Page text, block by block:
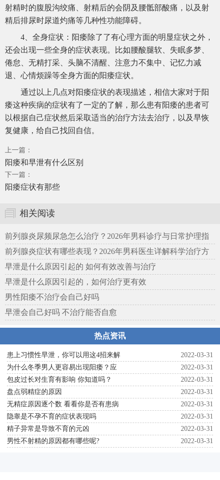
射精时的腹股沟绞痛、射精后的会阴及腰骶部酸痛，以及射
精后排尿时尿道灼痛等几种性功能障碍。
4、全身症状：阳痿除了了有心理方面的明显症状之外，
还会出现一些全身的症状表现。比如腰酸腿软、失眠多梦、
倦怠、无精打采、头脑不清醒、注意力不集中、记忆力减
退、心情烦躁等全身方面的阳痿症状。
通过以上几点对阳痿症状的表现描述，相信大家对于阳
痿这种疾病的症状有了一定的了解，那么患有阳痿的患者可
以根据自己症状然后采取适当的治疗方法去治疗，以及早恢
复健康，给自己找回自信。
上一篇：
阳痿和早泄有什么区别
下一篇：
阳痿症状有那些
相关阅读
前列腺炎尿频尿急怎么治疗？2026年男科诊疗与日常护理指
南
前列腺炎症状有哪些表现？2026年男科医生详解科学治疗方
案
早泄是什么原因引起的 如何有效改善与治疗
早泄是什么原因引起的，如何治疗更有效
男性阳痿不治疗会自己好吗
早泄会自己好吗 不治疗能否自愈
热点资讯
患上习惯性早泄，你可以用这4招来解
2022-03-31
为什么冬季男人更容易出现阳痿？应
2022-03-31
包皮过长对生育有影响 你知道吗？
2022-03-31
盘点弱精症的原因
2022-03-31
无精症原因逐个数 看看你是否有患病
2022-03-31
隐睾是不孕不育的症状表现吗
2022-03-31
精子异常是导致不育的元凶
2022-03-31
男性不射精的原因都有哪些呢?
2022-03-31